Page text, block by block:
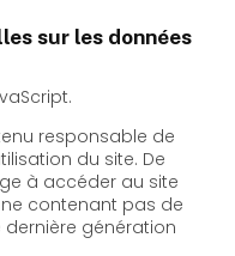
sur les données
responsable de
du site. De
à accéder au site
contenant pas de
génération